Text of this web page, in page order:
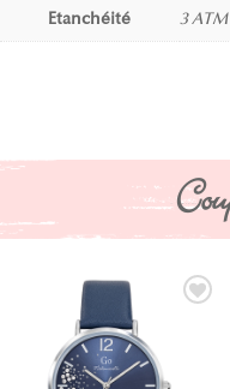
Etanchéité 3 ATM